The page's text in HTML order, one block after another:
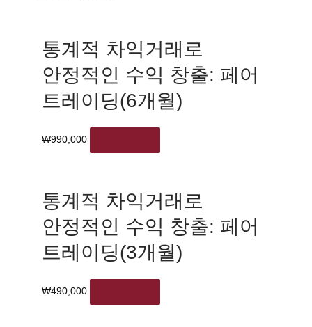
통계적 차익거래로
안정적인 수익 창출: 페어
트레이딩(6개월)
₩990,000
통계적 차익거래로
안정적인 수익 창출: 페어
트레이딩(3개월)
₩490,000